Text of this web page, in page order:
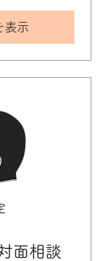
表示
面相談